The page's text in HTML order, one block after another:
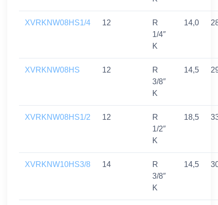
XVRKNW08HS1/4 12
R
1/4″
K
14,0
XVRKNW08HS 12
R
3/8″
K
14,5
XVRKNW08HS1/2 12
R
1/2″
K
18,5
XVRKNW10HS3/8 14
R
3/8″
K
14,5